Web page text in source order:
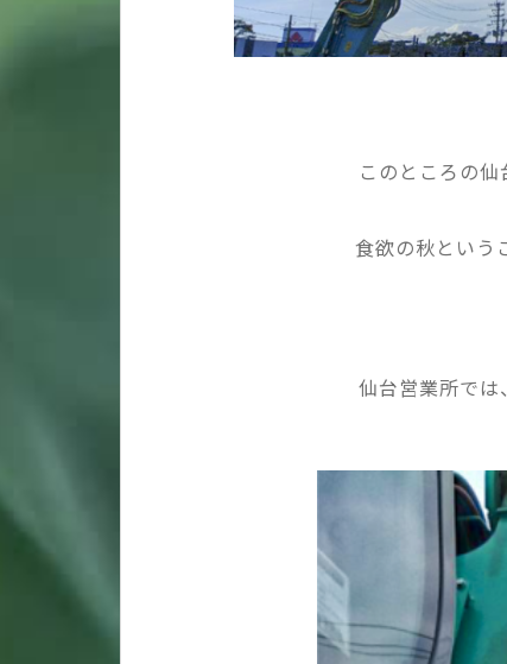
このところの
食欲の秋という
仙台営業所で